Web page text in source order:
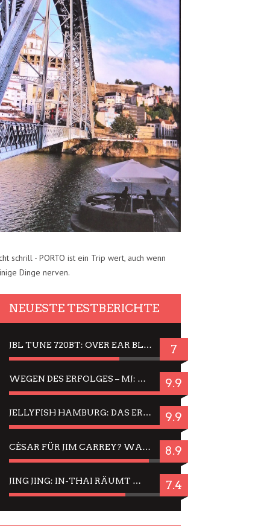
schrill - PORTO ist ein Trip wert, auch wenn
Dinge nerven.
NEUESTE TESTBERICHTE
JBL TUNE 720BT: OVER EAR BLUETOOTH KOPFHÖRER UM DIE 50,-€ IM DAUER-TEST 7
WEGEN DES ERFOLGES – MJ: MICHAEL JACKSON MUSICAL IN EINER MATINEE SEHEN 9.9
JELLYFISH HAMBURG: DAS ERFOLGREICHE SOMMER-MENÜ 2025 IN GEFÜHLEN UND BILDERN 9.9
CÉSAR FÜR JIM CARREY? WARUM DAS EINER DER NERVIGSTEN ACTORS IST UND BLEIBT 8.9
JING JING: IN-THAI RÄUMT WIEDER TITEL AB – EIN ZWEI-STUNDEN-ERLEBNISBERICHT 7.4